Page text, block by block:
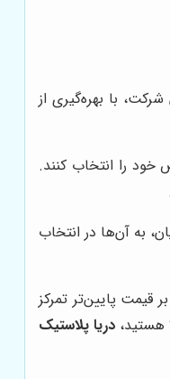
با بهره‌گیری از
خود را انتخاب کنند.
به آن‌ها در انتخاب
قیمت پایین‌تر تمرکز
هستید،دریا پلاستیک